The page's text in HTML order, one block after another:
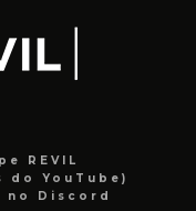
REVIL
do YouTube)
no Discord